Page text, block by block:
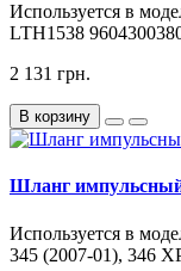
Используется в
LTH1538
2 131 грн.
В корзину
Шланг импульсный
Используется в
345 (2007-01), 346